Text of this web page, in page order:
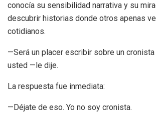
conocía su sensibilidad narrativa y su
descubrir historias donde otros apenas
cotidianos.
—Será un placer escribir sobre un cronista
usted —le dije.
La respuesta fue inmediata:
—Déjate de eso. Yo no soy cronista.